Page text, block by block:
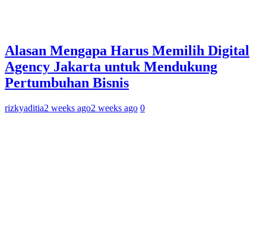
Alasan Mengapa Harus Memilih Digital
Agency Jakarta untuk Mendukung
Pertumbuhan Bisnis
rizkyaditia2 weeks ago2 weeks ago 0